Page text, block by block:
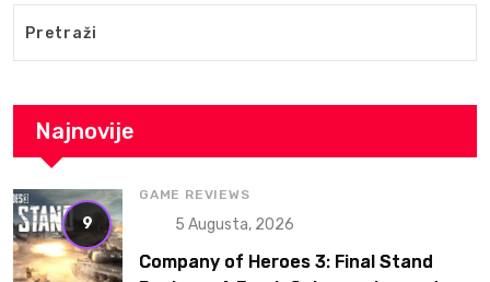
Najnovije
9
GAME REVIEWS
5 Augusta, 2026
Company of Heroes 3: Final Stand